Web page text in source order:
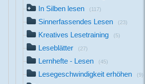
In Silben lesen (117)
Sinnerfassendes Lesen (23)
Kreatives Lesetraining (5)
Leseblätter (27)
Lernhefte - Lesen (45)
Lesegeschwindigkeit erhöhen (9)